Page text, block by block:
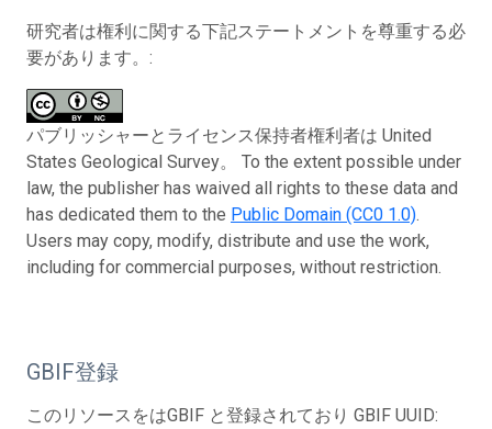
研究者は権利に関する下記ステートメントを尊重する必
要があります。:
パブリッシャーとライセンス保持者権利者は United
States Geological Survey。 To the extent possible under
law, the publisher has waived all rights to these data and
has dedicated them to the Public Domain (CC0 1.0).
Users may copy, modify, distribute and use the work,
including for commercial purposes, without restriction.
GBIF登録
このリソースをはGBIF と登録されており GBIF UUID: